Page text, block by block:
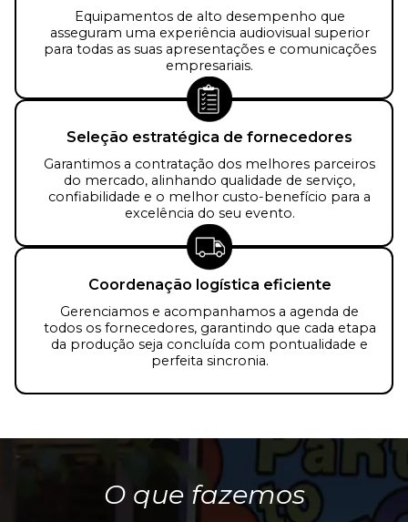
Equipamentos de alto desempenho que
asseguram uma experiência audiovisual superior
para todas as suas apresentações e comunicações
empresariais.
Seleção estratégica de fornecedores
Garantimos a contratação dos melhores parceiros
do mercado, alinhando qualidade de serviço,
confiabilidade e o melhor custo-benefício para a
excelência do seu evento.
Coordenação logística eficiente
Gerenciamos e acompanhamos a agenda de
todos os fornecedores, garantindo que cada etapa
da produção seja concluída com pontualidade e
perfeita sincronia.
O que fazemos